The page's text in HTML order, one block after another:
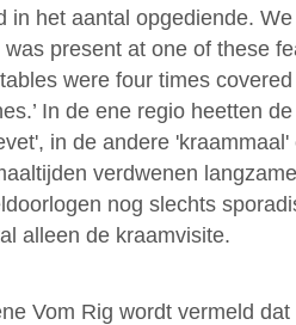
in het aantal opgediende.
present at one of these
were four times
In de ene regio heetten
in de andere
verdwenen
nog slechts
alleen de kraamvisite.
Vom Rig wordt vermeld